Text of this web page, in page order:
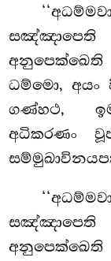
ධම්මො, අයං
ගණ්හථ,
අධිකරණං